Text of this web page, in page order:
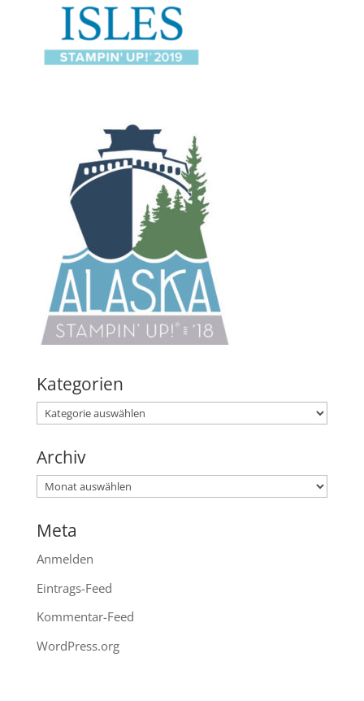
Kategorien
Kategorien
Archiv
Archiv
Meta
Anmelden
Eintrags-Feed
Kommentar-Feed
WordPress.org